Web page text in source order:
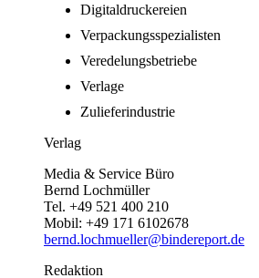
Digitaldruckereien
Verpackungsspezialisten
Veredelungsbetriebe
Verlage
Zulieferindustrie
Verlag
Media & Service Büro
Bernd Lochmüller
Tel. +49 521 400 210
Mobil: +49 171 6102678
bernd.lochmueller@bindereport.de
Redaktion